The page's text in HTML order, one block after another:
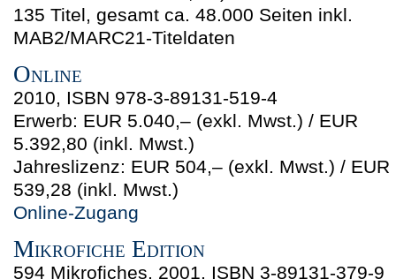
135 Titel, gesamt ca. 48.000 Seiten inkl.
MAB2/MARC21-Titeldaten
Online
2010, ISBN 978-3-89131-519-4
Erwerb: EUR 5.040,– (exkl. Mwst.) / EUR
5.392,80 (inkl. Mwst.)
Jahreslizenz: EUR 504,– (exkl. Mwst.) / EUR
539,28 (inkl. Mwst.)
Online-Zugang
Mikrofiche Edition
594 Mikrofiches, 2001, ISBN 3-89131-379-9